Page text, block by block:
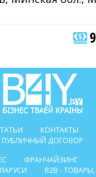
КОНТАКТЫ
ПУБЛИЧНЫЙ ДОГОВОР
ФРАНЧАЙЗИНГ
B2B -